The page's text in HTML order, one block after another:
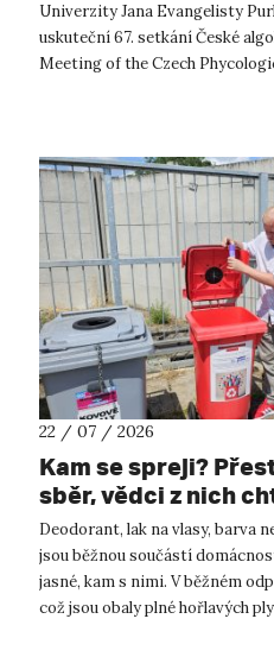
Univerzity Jana Evangelisty
uskuteční 67. setkání České
Meeting of the Czech
22 / 07 / 2026
Kam se spreji?
sběr, vědci z nich
kovy
Deodorant, lak na vlasy, barva
jsou běžnou součástí
jasné, kam s nimi. V běžném
což jsou obaly plné hořlavých